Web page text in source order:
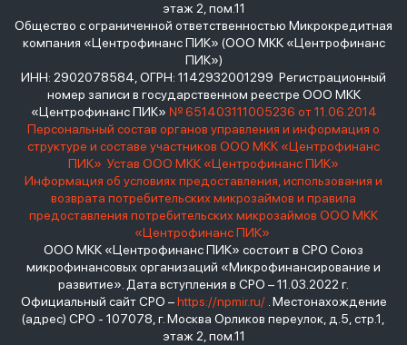
этаж 2, пом.11
Общество с ограниченной ответственностью Микрокредитная
компания «Центрофинанс ПИК» (ООО МКК «Центрофинанс
ПИК»)
ИНН: 2902078584, ОГРН: 1142932001299 Регистрационный
номер записи в государственном реестре ООО МКК
«Центрофинанс ПИК» № 651403111005236 от 11.06.2014
Персональный состав органов управления и информация о
структуре и составе участников ООО МКК «Центрофинанс
ПИК» Устав ООО МКК «Центрофинанс ПИК»
Информация об условиях предоставления, использования и
возврата потребительских микрозаймов и правила
предоставления потребительских микрозаймов ООО МКК
«Центрофинанс ПИК»
ООО МКК «Центрофинанс ПИК» состоит в СРО Союз
микрофинансовых организаций «Микрофинансирование и
развитие». Дата вступления в СРО – 11.03.2022 г.
Официальный сайт СРО –https://npmir.ru/. Местонахождение
(адрес) СРО - 107078, г. Москва Орликов переулок, д.5, стр.1,
этаж 2, пом.11